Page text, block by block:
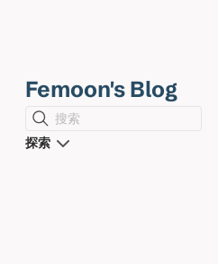
Femoon's Blog
搜索
探索